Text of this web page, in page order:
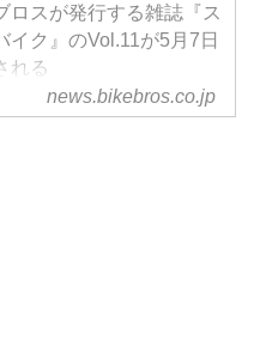
ロスが発行する雑誌『ス
イク』のVol.11が5月7日
れる
news.bikebros.co.jp